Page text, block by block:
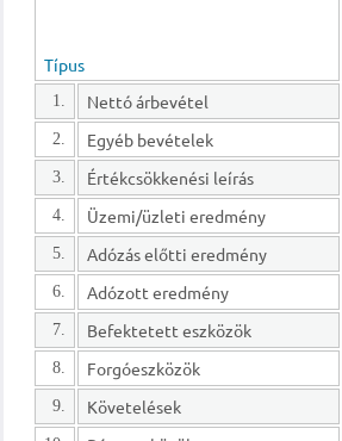
Típus
1. Nettó árbevétel
2. Egyéb bevételek
3. Értékcsökkenési leírás
4. Üzemi/üzleti eredmény
5. Adózás előtti eredmény
6. Adózott eredmény
7. Befektetett eszközök
8. Forgóeszközök
9. Követelések